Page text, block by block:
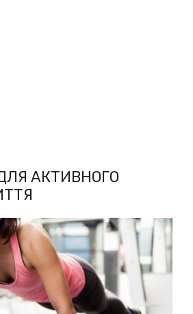
АКТИВНОГО